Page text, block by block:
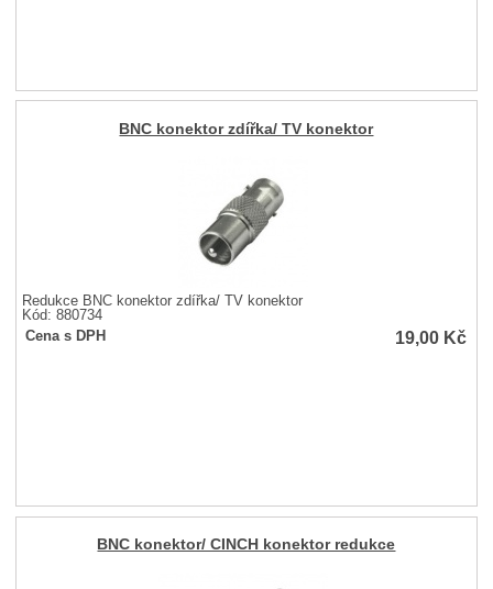
BNC konektor zdířka/ TV konektor
Redukce BNC konektor zdířka/ TV konektor
Kód: 880734
Cena s DPH
19,00 Kč
BNC konektor/ CINCH konektor redukce